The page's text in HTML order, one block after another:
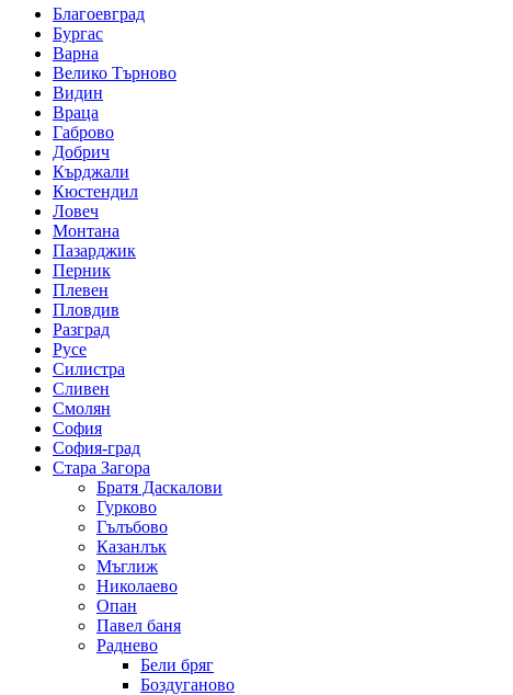
Благоевград
Бургас
Варна
Велико Търново
Видин
Враца
Габрово
Добрич
Кърджали
Кюстендил
Ловеч
Монтана
Пазарджик
Перник
Плевен
Пловдив
Разград
Русе
Силистра
Сливен
Смолян
София
София-град
Стара Загора
Братя Даскалови
Гурково
Гълъбово
Казанлък
Мъглиж
Николаево
Опан
Павел баня
Раднево
Бели бряг
Боздуганово